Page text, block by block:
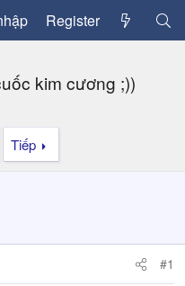
Register
kim cương ;))
Tiếp
#1